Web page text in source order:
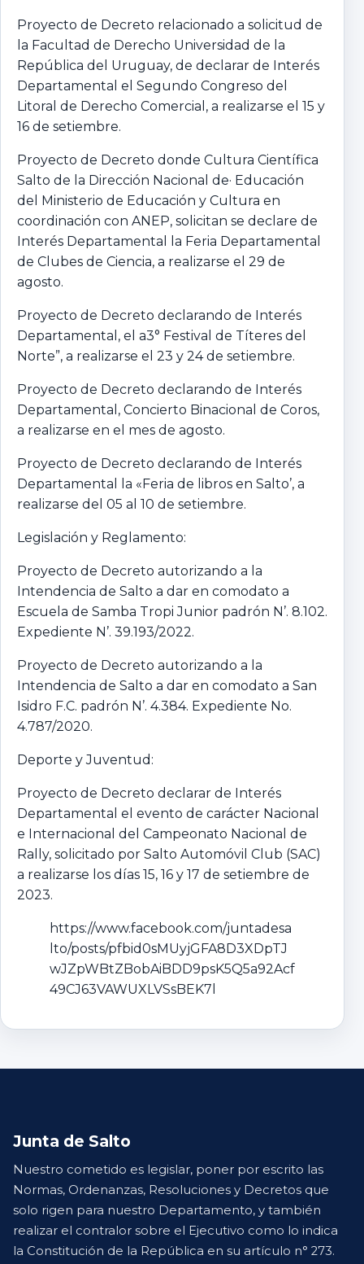
Proyecto de Decreto relacionado a solicitud de
la Facultad de Derecho Universidad de la
República del Uruguay, de declarar de Interés
Departamental el Segundo Congreso del
Litoral de Derecho Comercial, a realizarse el 15 y
16 de setiembre.
Proyecto de Decreto donde Cultura Científica
Salto de la Dirección Nacional de· Educación
del Ministerio de Educación y Cultura en
coordinación con ANEP, solicitan se declare de
Interés Departamental la Feria Departamental
de Clubes de Ciencia, a realizarse el 29 de
agosto.
Proyecto de Decreto declarando de Interés
Departamental, el a3° Festival de Títeres del
Norte”, a realizarse el 23 y 24 de setiembre.
Proyecto de Decreto declarando de Interés
Departamental, Concierto Binacional de Coros,
a realizarse en el mes de agosto.
Proyecto de Decreto declarando de Interés
Departamental la «Feria de libros en Salto’, a
realizarse del 05 al 10 de setiembre.
Legislación y Reglamento:
Proyecto de Decreto autorizando a la
Intendencia de Salto a dar en comodato a
Escuela de Samba Tropi Junior padrón N’. 8.102.
Expediente N’. 39.193/2022.
Proyecto de Decreto autorizando a la
Intendencia de Salto a dar en comodato a San
Isidro F.C. padrón N’. 4.384. Expediente No.
4.787/2020.
Deporte y Juventud:
Proyecto de Decreto declarar de Interés
Departamental el evento de carácter Nacional
e Internacional del Campeonato Nacional de
Rally, solicitado por Salto Automóvil Club (SAC)
a realizarse los días 15, 16 y 17 de setiembre de
2023.
https://www.facebook.com/juntadesa
lto/posts/pfbid0sMUyjGFA8D3XDpTJ
wJZpWBtZBobAiBDD9psK5Q5a92Acf
49CJ63VAWUXLVSsBEK7l
Junta de Salto
Nuestro cometido es legislar, poner por escrito las
Normas, Ordenanzas, Resoluciones y Decretos que
solo rigen para nuestro Departamento, y también
realizar el contralor sobre el Ejecutivo como lo indica
la Constitución de la República en su artículo n° 273.